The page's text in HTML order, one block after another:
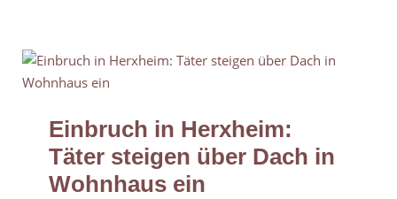
Einbruch in Herxheim:
Täter steigen über Dach in
Wohnhaus ein